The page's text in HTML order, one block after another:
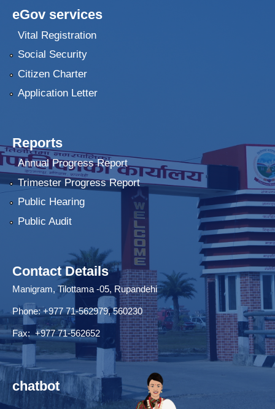
eGov services
Vital Registration
Social Security
Citizen Charter
Application Letter
Reports
Annual Progress Report
Trimester Progress Report
Public Hearing
Public Audit
Contact Details
Manigram, Tilottama -05, Rupandehi
Phone: +977 71-562979, 560230
Fax: +977 71-562652
chatbot